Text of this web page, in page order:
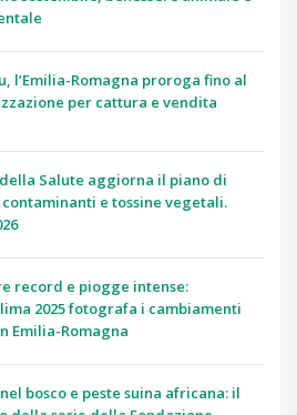
l’Emilia-Romagna proroga fino al
per cattura e vendita
Salute aggiorna il piano di
e tossine vegetali.
record e piogge intense:
2025 fotografa i cambiamenti
Emilia-Romagna
bosco e peste suina africana: il